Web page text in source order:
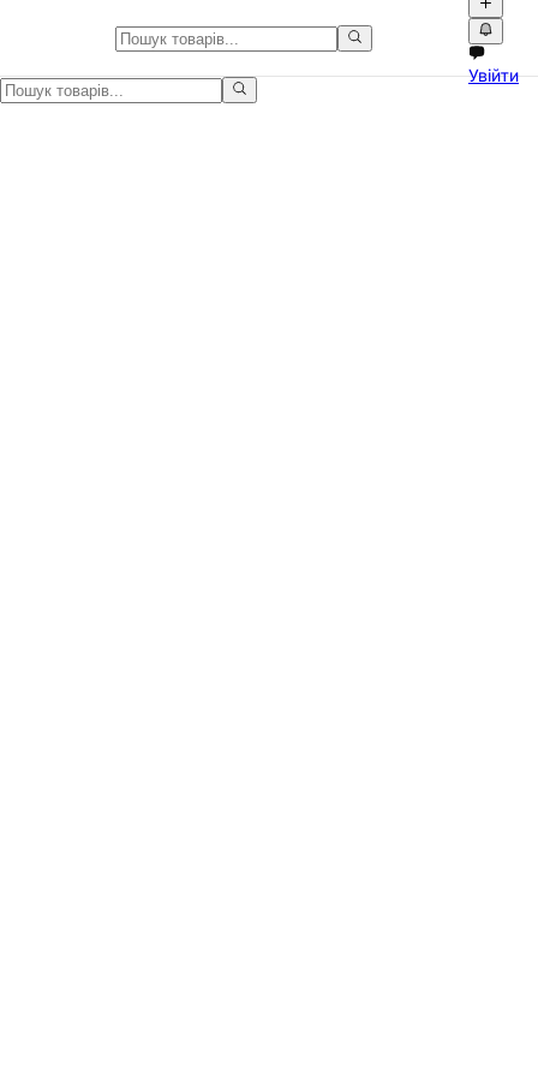
Garmin Fenix 8 - максимум для
Відкрийте новий рівень спортивного і повсякденного досвіду
Увійти